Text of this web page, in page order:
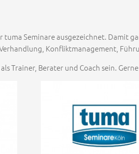
Seminare ausgezeichnet. Damit
Konfliktmanagement,
Trainer, Berater und Coach sein.